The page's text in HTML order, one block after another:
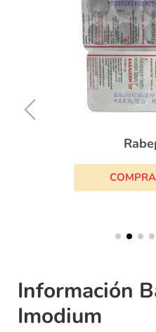
Información
Imodium